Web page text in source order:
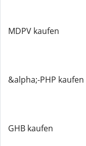
MDPV kaufen
&alpha;-PHP kaufen
GHB kaufen